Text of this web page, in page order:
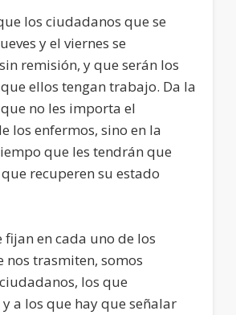
los ciudadanos que se
y el viernes se
remisión, y que serán los
ellos tengan trabajo. Da la
no les importa el
los enfermos, sino en la
que les tendrán que
recuperen su estado
fijan en cada uno de los
nos trasmiten, somos
los que
a los que hay que señalar